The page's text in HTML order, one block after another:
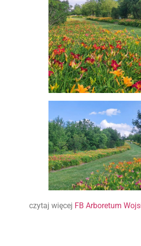
czytaj więcej FB Arboretum